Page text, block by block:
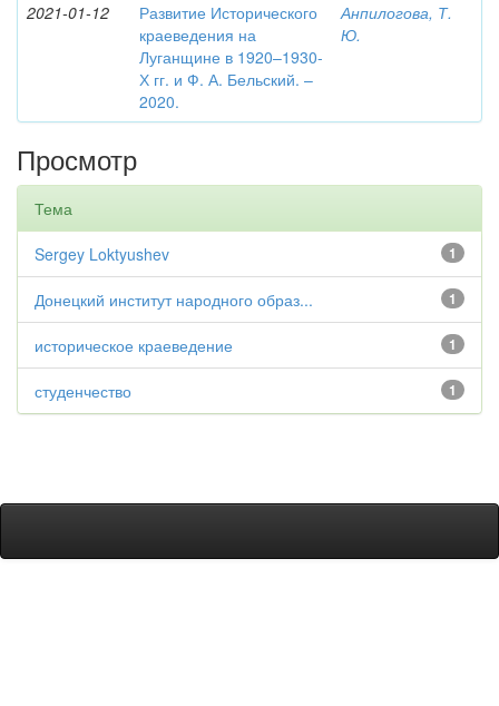
2021-01-12
Развитие Исторического
краеведения на
Луганщине в 1920–1930-
Х гг. и Ф. А. Бельский. –
2020.
Анпилогова, Т.
Ю.
Просмотр
Тема
1
Sergey Loktyushev
1
Донецкий институт народного образ...
1
историческое краеведение
1
студенчество